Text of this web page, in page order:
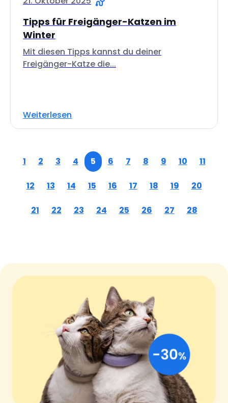
Tipps für Freigänger-Katzen im
Winter
Mit diesen Tipps kannst du deiner
Freigänger-Katze die...
Weiterlesen
1 2 3 4 5 6 7 8 9 10 11
12 13 14 15 16 17 18 19 20
21 22 23 24 25 26 27 28